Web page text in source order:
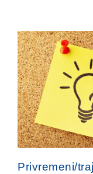
Privremeni/